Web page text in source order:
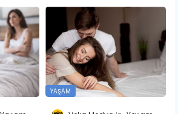
YAŞAM